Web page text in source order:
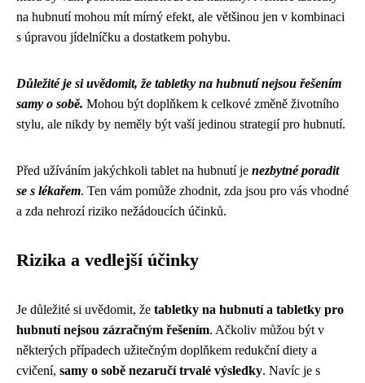
na hubnutí mohou mít mírný efekt, ale většinou jen v kombinaci
s úpravou jídelníčku a dostatkem pohybu.
Důležité je si uvědomit, že tabletky na hubnutí nejsou řešením
samy o sobě. Mohou být doplňkem k celkové změně životního
stylu, ale nikdy by neměly být vaší jedinou strategií pro hubnutí.
Před užíváním jakýchkoli tablet na hubnutí je nezbytné poradit
se s lékařem. Ten vám pomůže zhodnit, zda jsou pro vás vhodné
a zda nehrozí riziko nežádoucích účinků.
Rizika a vedlejší účinky
Je důležité si uvědomit, že tabletky na hubnutí a tabletky pro
hubnutí nejsou zázračným řešením. Ačkoliv můžou být v
některých případech užitečným doplňkem redukční diety a
cvičení, samy o sobě nezaručí trvalé výsledky. Navíc je s